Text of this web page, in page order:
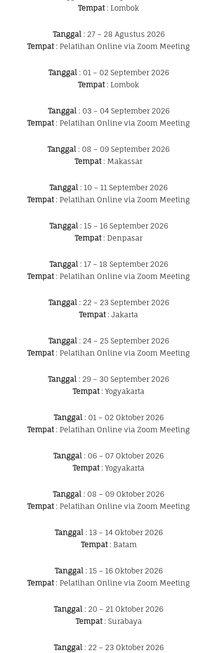
Tempat: Lombok
Tanggal: 27 – 28 Agustus 2026
Tempat: Pelatihan Online via Zoom Meeting
Tanggal: 01 – 02 September 2026
Tempat: Lombok
Tanggal: 03 – 04 September 2026
Tempat: Pelatihan Online via Zoom Meeting
Tanggal : 08 – 09 September 2026
Tempat: Makassar
Tanggal : 10 – 11 September 2026
Tempat: Pelatihan Online via Zoom Meeting
Tanggal: 15 – 16 September 2026
Tempat: Denpasar
Tanggal: 17 – 18 September 2026
Tempat: Pelatihan Online via Zoom Meeting
Tanggal: 22 – 23 September 2026
Tempat: Jakarta
Tanggal: 24 – 25 September 2026
Tempat: Pelatihan Online via Zoom Meeting
Tanggal : 29 – 30 September 2026
Tempat: Yogyakarta
Tanggal: 01 – 02 Oktober 2026
Tempat: Pelatihan Online via Zoom Meeting
Tanggal : 06 – 07 Oktober 2026
Tempat: Yogyakarta
Tanggal : 08 – 09 Oktober 2026
Tempat: Pelatihan Online via Zoom Meeting
Tanggal: 13 – 14 Oktober 2026
Tempat: Batam
Tanggal: 15 – 16 Oktober 2026
Tempat: Pelatihan Online via Zoom Meeting
Tanggal : 20 – 21 Oktober 2026
Tempat: Surabaya
Tanggal: 22 – 23 Oktober 2026